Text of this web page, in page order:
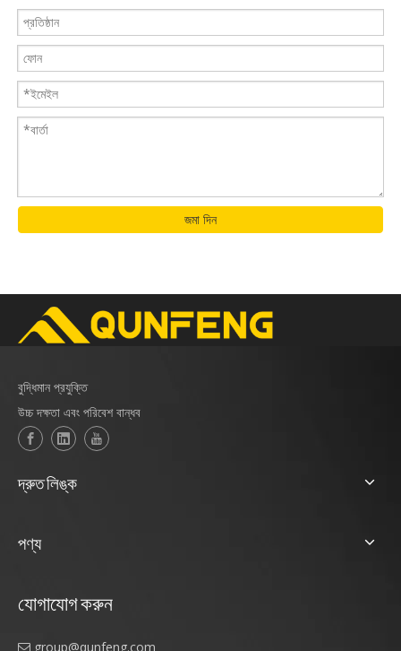
জমা দিন
বুদ্ধিমান প্রযুক্তি
উচ্চ দক্ষতা এবং পরিবেশ বান্ধব
দ্রুত লিঙ্ক
পণ্য
যোগাযোগ করুন
 group@qunfeng.com